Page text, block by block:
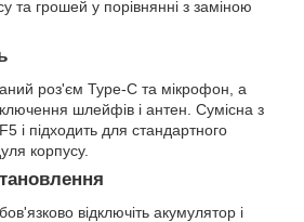
та грошей у порівнянні з заміною
роз'єм Type-C та мікрофон, а
шлейфів і антен. Сумісна з
і підходить для стандартного
корпусу.
відключіть акумулятор і